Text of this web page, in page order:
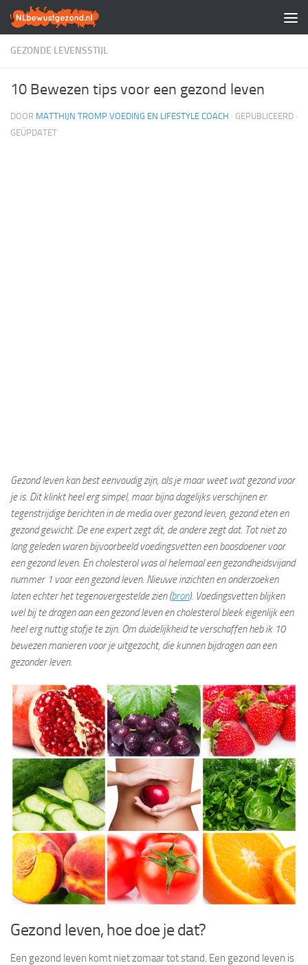
Doorgaan naar inhoud
GEZONDE LEVENSSTIJL
10 Bewezen tips voor een gezond leven
DOOR MATTHIJN TROMP VOEDING EN LIFESTYLE COACH · GEPUBLICEERD ·
GEÜPDATET
Gezond leven kan best eenvoudig zijn, als je maar weet wat gezond voor
je is. Dit klinkt heel erg simpel, maar bijna dagelijks verschijnen er
tegenstrijdige berichten in de media over gezond leven, gezond eten en
gezond gewicht. De ene expert zegt dit, de andere zegt dat. Tot niet zo
lang geleden waren bijvoorbeeld voedingsvetten een boosdoener voor
een gezond leven. En cholesterol was al helemaal een gezondheidsvijand
nummer 1 voor een gezond leven. Nieuwe inzichten en onderzoeken
laten echter het tegenovergestelde zien (bron). Voedingsvetten blijken
wel bij te dragen aan een gezond leven en cholesterol bleek eigenlijk een
heel erg nuttig stofje te zijn. Om duidelijkheid te verschaffen heb ik 10
bewezen manieren voor je uitgezocht, die kunnen bijdragen aan een
gezonder leven.
Gezond leven, hoe doe je dat?
Een gezond leven komt niet zomaar tot stand. Een gezond leven is